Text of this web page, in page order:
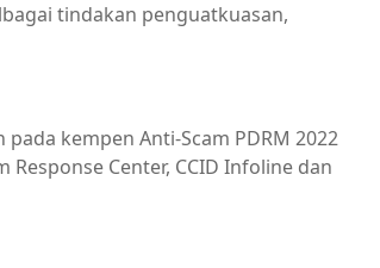
tindakan penguatkuasan,
kempen Anti-Scam PDRM 2022
Response Center, CCID Infoline dan